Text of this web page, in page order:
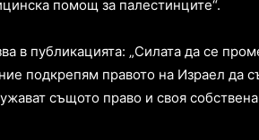
помощ за палестинците“.
в публикацията: „Силата да се
подкрепям правото на Израел да
същото право и своя